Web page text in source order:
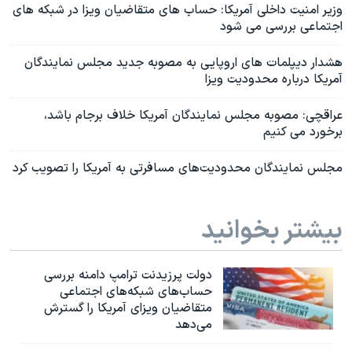
وزیر امنیت داخلی آمریکا: حساب های متقاضیان ویزا در شبکه های
اجتماعی بررسی می شود
هشدار دیپلمات های اروپایی به مصوبه جدید مجلس نمایندگان
آمریکا درباره محدودیت ویزا
عراقچی: مصوبه مجلس نمایندگان آمریکا خلاف برجام باشد،
برخورد می کنیم
مجلس نمایندگان محدودیت‌های مسافرتی به آمریکا را تصویب کرد
بیشتر بخوانید
دولت پرزیدنت ترامپ دامنه بررسی
حساب‌های شبکه‌های اجتماعی
متقاضیان ویزای آمریکا را گسترش
می‌دهد